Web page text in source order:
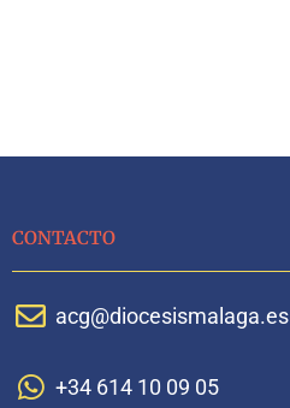
CONTACTO
acg@diocesismalaga.es
+34 614 10 09 05